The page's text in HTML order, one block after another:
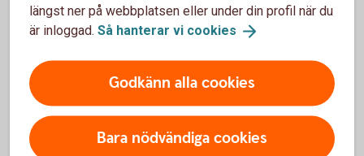
Kan man ansöka om en importremburs via mejl?
Hur vet man att det är de varor som är beställda
som kommer?
längst ner på webbplatsen eller under din profil när du
är inloggad. Så hanterar vi cookies
Godkänn alla cookies
Bara nödvändiga cookies